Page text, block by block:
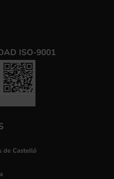
ISO-9001
de Castelló